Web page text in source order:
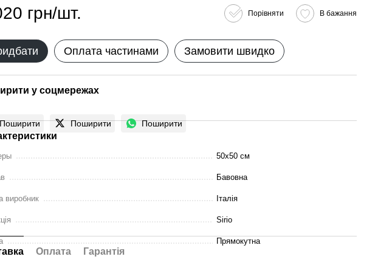
грн/шт. Порівняти В бажання
Оплата частинами Замовити швидко
у соцмережах
Поширити Поширити Поширити
50x50 см
Бавовна
виробник Італія
Sirio
Прямокутна
Оплата Гарантія